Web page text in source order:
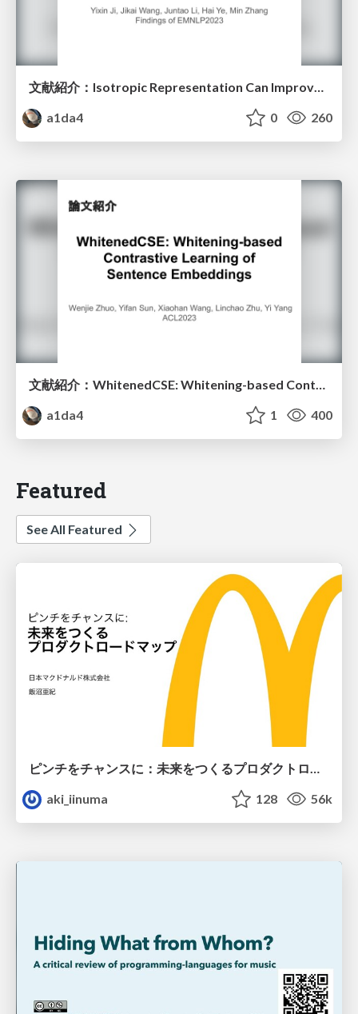
文献紹介：Isotropic Representation Can Improve Zero-Shot Cross-Lingual Transfer on Multilingual Language Models
a1da4
0 260
文献紹介：WhitenedCSE: Whitening-based Contrastive Learning of Sentence Embeddings
a1da4
1 400
Featured
See All Featured
aki_iinuma
128 56k